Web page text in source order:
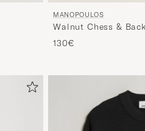
MANOPOULOS
Walnut Chess &
130€